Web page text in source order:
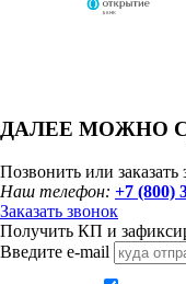
ДАЛЕЕ МОЖНО
Позвонить или заказать
Наш телефон: +7 (800)
Заказать звонок
Получить КП и
Введите e-mail